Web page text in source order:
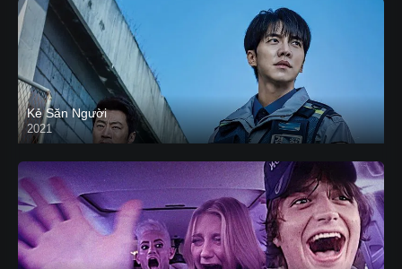
Kẻ Săn Người
2021